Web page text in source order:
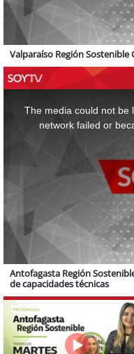
Valparaíso Región Sostenible
The media could not be
network failed or
Antofagasta Región
de capacidades técnicas